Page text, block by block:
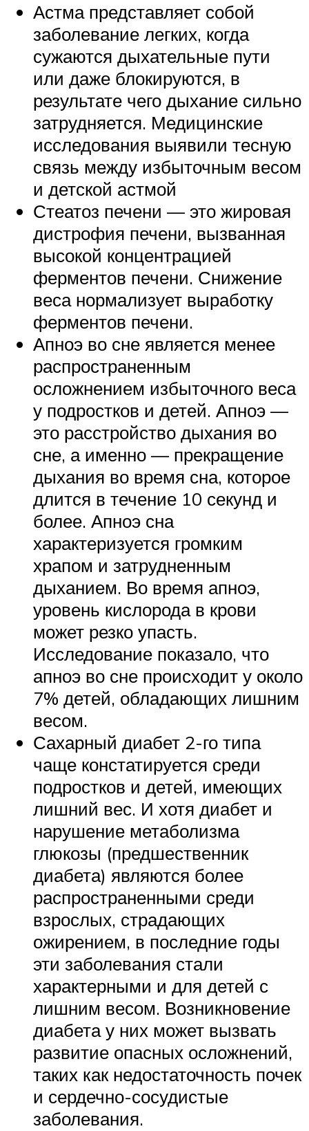
Астма представляет собой
заболевание легких, когда
сужаются дыхательные пути
или даже блокируются, в
результате чего дыхание сильно
затрудняется. Медицинские
исследования выявили тесную
связь между избыточным весом
и детской астмой
Стеатоз печени — это жировая
дистрофия печени, вызванная
высокой концентрацией
ферментов печени. Снижение
веса нормализует выработку
ферментов печени.
Апноэ во сне является менее
распространенным
осложнением избыточного веса
у подростков и детей. Апноэ —
это расстройство дыхания во
сне, а именно — прекращение
дыхания во время сна, которое
длится в течение 10 секунд и
более. Апноэ сна
характеризуется громким
храпом и затрудненным
дыханием. Во время апноэ,
уровень кислорода в крови
может резко упасть.
Исследование показало, что
апноэ во сне происходит у около
7% детей, обладающих лишним
весом.
Сахарный диабет 2-го типа
чаще констатируется среди
подростков и детей, имеющих
лишний вес. И хотя диабет и
нарушение метаболизма
глюкозы (предшественник
диабета) являются более
распространенными среди
взрослых, страдающих
ожирением, в последние годы
эти заболевания стали
характерными и для детей с
лишним весом. Возникновение
диабета у них может вызвать
развитие опасных осложнений,
таких как недостаточность почек
и сердечно-сосудистые
заболевания.